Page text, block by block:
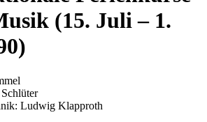
(15. Juli – 1.
Ludwig Klapproth